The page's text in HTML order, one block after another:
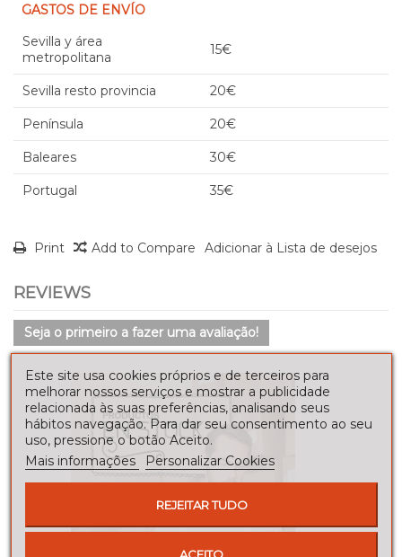
GASTOS DE ENVÍO
Sevilla y área
metropolitana
15€
Sevilla resto provincia 20€
Península 20€
Baleares 30€
Portugal 35€
Print Add to Compare Adicionar à Lista de desejos
REVIEWS
Seja o primeiro a fazer uma avaliação!
Este site usa cookies próprios e de terceiros para
melhorar nossos serviços e mostrar a publicidade
relacionada às suas preferências, analisando seus
hábitos navegação. Para dar seu consentimento ao seu
uso, pressione o botão Aceito.
Mais informações
Personalizar Cookies
REJEITAR TUDO